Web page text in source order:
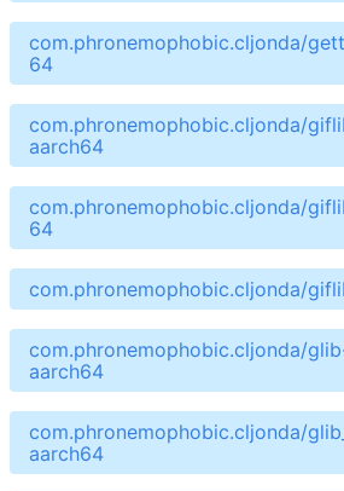
com.phronemophobic.cljonda/
64
com.phronemophobic.cljonda/
aarch64
com.phronemophobic.cljonda/
64
com.phronemophobic.cljonda/
com.phronemophobic.cljonda/
aarch64
com.phronemophobic.cljonda/
aarch64